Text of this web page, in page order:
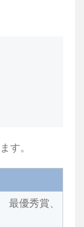
す。
優秀賞、